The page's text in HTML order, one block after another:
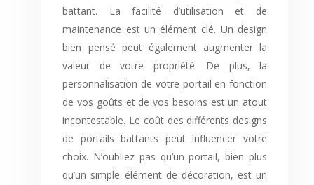
battant. La facilité d’utilisation et de
maintenance est un élément clé. Un design
bien pensé peut également augmenter la
valeur de votre propriété. De plus, la
personnalisation de votre portail en fonction
de vos goûts et de vos besoins est un atout
incontestable. Le coût des différents designs
de portails battants peut influencer votre
choix. N’oubliez pas qu’un portail, bien plus
qu’un simple élément de décoration, est un